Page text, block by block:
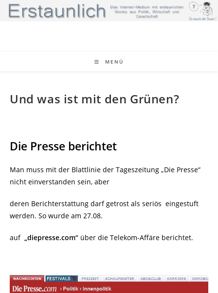
Zum
Inhalt
MENÜ
Und was ist mit den Grünen?
Die Presse berichtet
Man muss mit der Blattlinie der Tageszeitung „Die Presse“
nicht einverstanden sein, aber
deren Berichterstattung darf getrost als seriös eingestuft
werden. So wurde am 27.08.
auf „diepresse.com“ über die Telekom-Affäre berichtet.